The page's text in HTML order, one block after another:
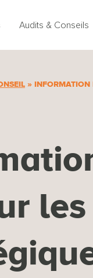
Audits & Conseils
» INFORMATION